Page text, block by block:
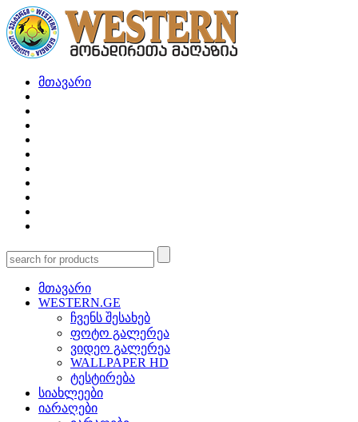
მთავარი
მთავარი
WESTERN.GE
ჩვენს შესახებ
ფოტო გალერეა
ვიდეო გალერეა
WALLPAPER HD
ტესტირება
სიახლეები
იარაღები